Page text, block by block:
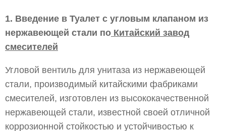
1. Введение в Туалет с угловым клапаном из
нержавеющей стали по Китайский завод
смесителей
Угловой вентиль для унитаза из нержавеющей
стали, производимый китайскими фабриками
смесителей, изготовлен из высококачественной
нержавеющей стали, известной своей отличной
коррозионной стойкостью и устойчивостью к